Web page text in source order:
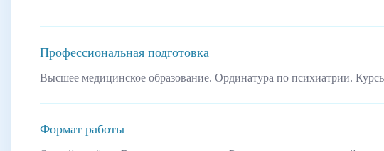
Профессиональная подготовка
Высшее медицинское образование. Ординатура по психиатрии.
Формат работы